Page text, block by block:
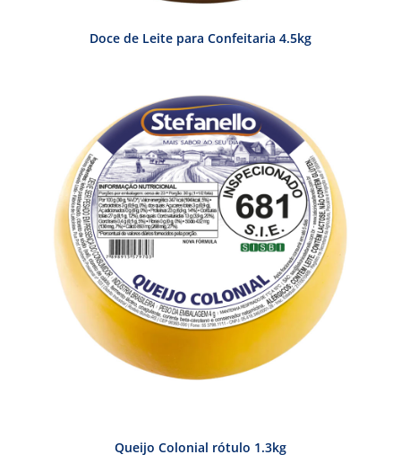
Doce de Leite para Confeitaria 4.5kg
Queijo Colonial rótulo 1.3kg